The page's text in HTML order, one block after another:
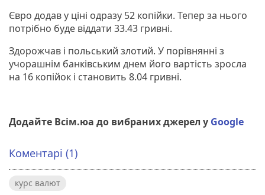
Євро додав у ціні одразу 52 копійки. Тепер за нього
потрібно буде віддати 33.43 гривні.
Здорожчав і польський злотий. У порівнянні з
учорашнім банківським днем його вартість зросла
на 16 копійок і становить 8.04 гривні.
Додайте Всім.юа до вибраних джерел у Google
Коментарі (1)
курс валют